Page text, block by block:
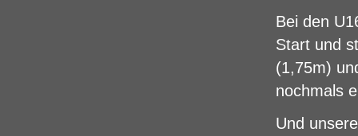
Bei den
Start und
(1,75m)
nochmals
Und